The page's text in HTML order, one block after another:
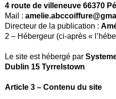
4 route de villeneuve 66370
Mail :
Directeur de la publication :
2 – Hébergeur (ci-après «
Le site est hébergé par
Dublin 15 Tyrrelstown
Article 3 – Contenu du site